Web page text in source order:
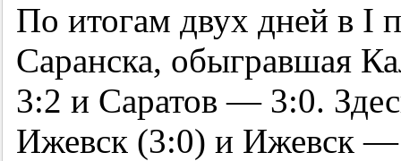
По итогам двух дней в I
Саранска, обыгравшая
3:2 и Саратов — 3:0.
Ижевск (3:0) и Ижевск —